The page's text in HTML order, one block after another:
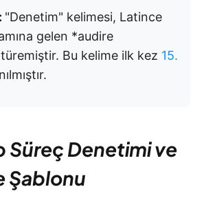
"Denetim" kelimesi, Latince
gelen *audire
Bu kelime ilk kez 15.
Süreç Denetimi ve
Şablonu